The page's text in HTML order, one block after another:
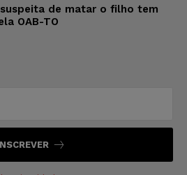
de matar o filho tem
OAB-TO